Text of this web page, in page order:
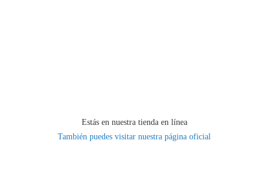
Estás en nuestra tienda en línea
También puedes visitar nuestra página oficial